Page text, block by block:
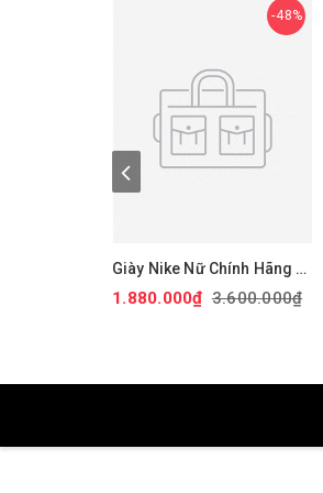
48%
Giày Nike Nữ Chính Hãng -
Air Force 1 '07 Next Nature
- Màu hồng | JapanSport
1.880.000₫ 3.600.000₫